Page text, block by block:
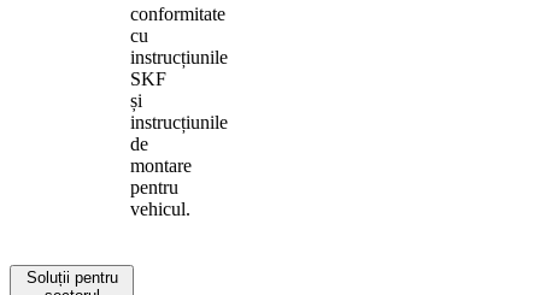
conformitate
cu
instrucțiunile
SKF
și
instrucțiunile
de
montare
pentru
vehicul.
Soluții pentru